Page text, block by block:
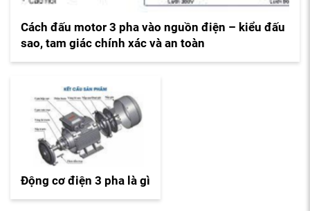
Cách đấu motor 3 pha vào nguồn điện – kiểu đấu
sao, tam giác chính xác và an toàn
Động cơ điện 3 pha là gì